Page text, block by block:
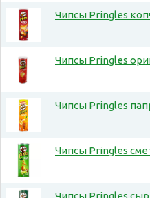
Чипсы Pringles
Чипсы Pringles
Чипсы Pringles
Чипсы Pringles